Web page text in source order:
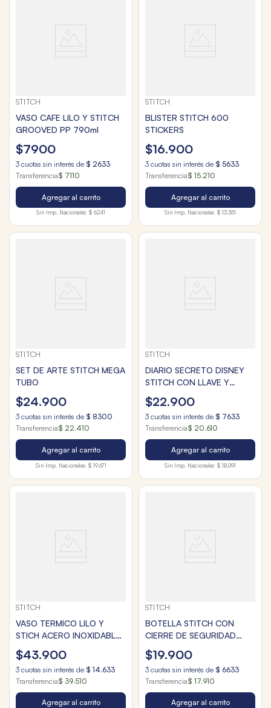
STITCH
VASO CAFE LILO Y STITCH
GROOVED PP 790ml
$7900
3 cuotas sin interés de $ 2633
Transferencia$ 7110
Agregar al carrito
Sin Imp. Nacionales: $ 6241
STITCH
BLISTER STITCH 600
STICKERS
$16.900
3 cuotas sin interés de $ 5633
Transferencia$ 15.210
Agregar al carrito
Sin Imp. Nacionales: $ 13.351
STITCH
SET DE ARTE STITCH MEGA
TUBO
$24.900
3 cuotas sin interés de $ 8300
Transferencia$ 22.410
Agregar al carrito
Sin Imp. Nacionales: $ 19.671
STITCH
DIARIO SECRETO DISNEY
STITCH CON LLAVE Y
CANDADO
$22.900
3 cuotas sin interés de $ 7633
Transferencia$ 20.610
Agregar al carrito
Sin Imp. Nacionales: $ 18.091
STITCH
VASO TERMICO LILO Y
STICH ACERO INOXIDABLE
1185ml
$43.900
3 cuotas sin interés de $ 14.633
Transferencia$ 39.510
Agregar al carrito
STITCH
BOTELLA STITCH CON
CIERRE DE SEGURIDAD
550ml
$19.900
3 cuotas sin interés de $ 6633
Transferencia$ 17.910
Agregar al carrito